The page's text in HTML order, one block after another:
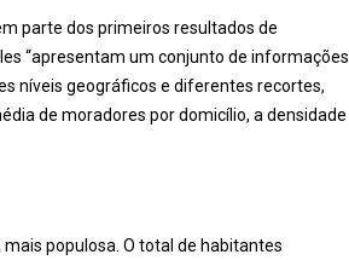
parte dos primeiros resultados de
“apresentam um conjunto de informações
níveis geográficos e diferentes recortes,
de moradores por domicílio, a densidade
populosa. O total de habitantes